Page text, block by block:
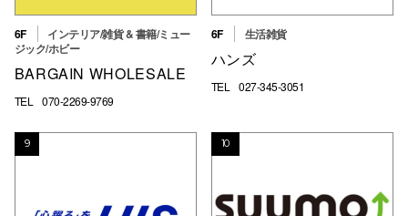
6F
インテリア/雑貨 & 書籍/ミュー
ジック/ホビー
BARGAIN WHOLESALE
TEL 070-2269-9769
6F 生活雑貨
ハンズ
TEL 027-345-3051
9 10